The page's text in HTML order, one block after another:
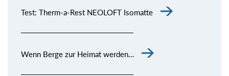
Test: Therm-a-Rest NEOLOFT Isomatte
Wenn Berge zur Heimat werden…